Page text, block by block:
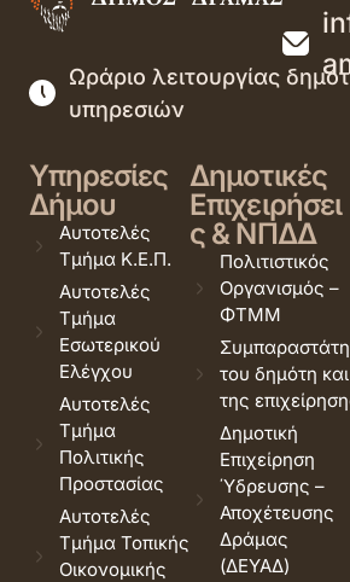
Ωράριο λειτουργίας
υπηρεσιών
Υπηρεσίες
Δήμου
Αυτοτελές
Τμήμα Κ.Ε.Π.
Αυτοτελές
Τμήμα
Εσωτερικού
Ελέγχου
Αυτοτελές
Τμήμα
Πολιτικής
Προστασίας
Αυτοτελές
Τμήμα Τοπικής
Οικονομικής
Δημοτικές
Επιχειρήσει
ς & ΝΠΔΔ
Πολιτιστικός
Οργανισμός –
ΦΤΜΜ
του δημότη και
της
Δημοτική
Επιχείρηση
Ύδρευσης –
Αποχέτευσης
Δράμας
(ΔΕΥΑΔ)